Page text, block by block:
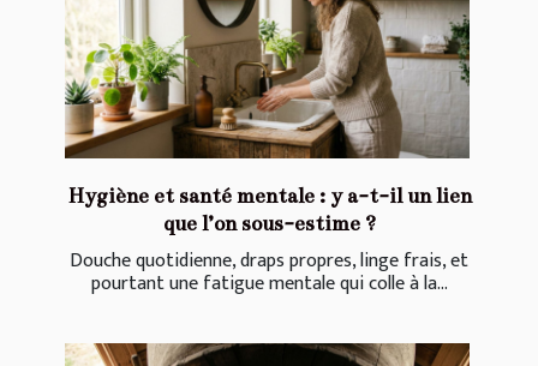
Hygiène et santé mentale : y a-t-il un lien
que l’on sous-estime ?
Douche quotidienne, draps propres, linge frais, et
pourtant une fatigue mentale qui colle à la...